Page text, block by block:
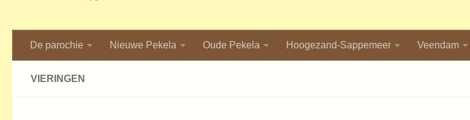
De parochie Nieuwe Pekela Oude Pekela Hoogezand-Sappemeer Veendam
VIERINGEN